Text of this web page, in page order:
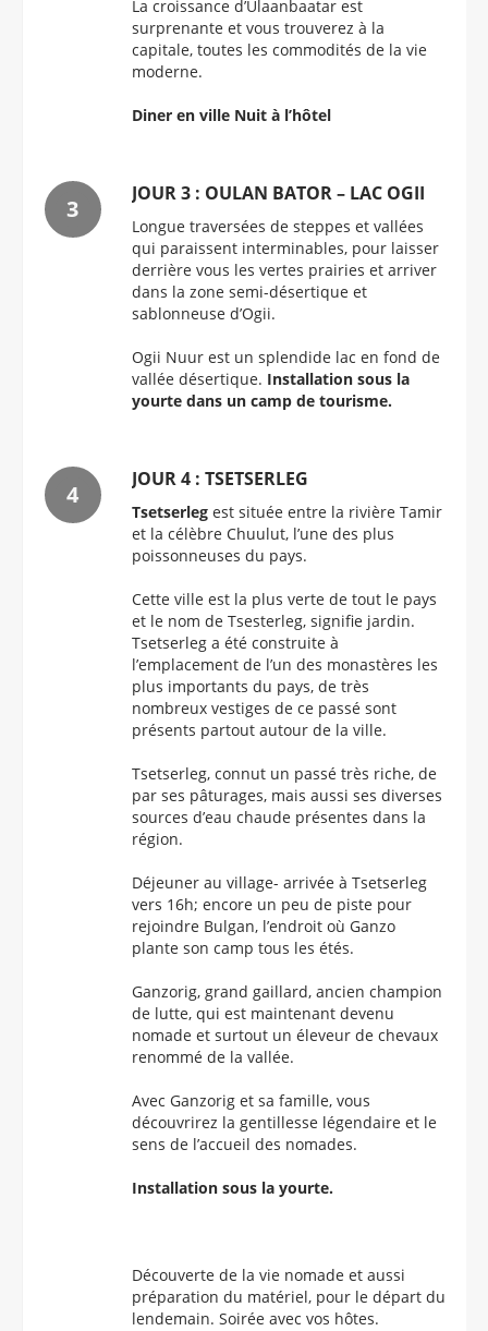
La croissance d’Ulaanbaatar est
surprenante et vous trouverez à la
capitale, toutes les commodités de la vie
moderne.
Diner en ville Nuit à l’hôtel
JOUR 3 : OULAN BATOR – LAC OGII
Longue traversées de steppes et vallées
qui paraissent interminables, pour laisser
derrière vous les vertes prairies et arriver
dans la zone semi-désertique et
sablonneuse d’Ogii.
Ogii Nuur est un splendide lac en fond de
vallée désertique. Installation sous la
yourte dans un camp de tourisme.
JOUR 4 : TSETSERLEG
Tsetserlegest située entre la rivière Tamir
et la célèbre Chuulut, l’une des plus
poissonneuses du pays.
Cette ville est la plus verte de tout le pays
et le nom de Tsesterleg, signifie jardin.
Tsetserleg a été construite à
l’emplacement de l’un des monastères les
plus importants du pays, de très
nombreux vestiges de ce passé sont
présents partout autour de la ville.
Tsetserleg, connut un passé très riche, de
par ses pâturages, mais aussi ses diverses
sources d’eau chaude présentes dans la
région.
Déjeuner au village- arrivée à Tsetserleg
vers 16h; encore un peu de piste pour
rejoindre Bulgan, l’endroit où Ganzo
plante son camp tous les étés.
Ganzorig, grand gaillard, ancien champion
de lutte, qui est maintenant devenu
nomade et surtout un éleveur de chevaux
renommé de la vallée.
Avec Ganzorig et sa famille, vous
découvrirez la gentillesse légendaire et le
sens de l’accueil des nomades.
Installation sous la yourte.
Découverte de la vie nomade et aussi
préparation du matériel, pour le départ du
lendemain. Soirée avec vos hôtes.